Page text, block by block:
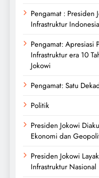
Pengamat : Presiden
Infrastruktur Indonesia
Pengamat: Apresiasi
Infrastruktur era 10
Jokowi
Pengamat: Satu
Politik
Presiden Jokowi
Ekonomi dan
Presiden Jokowi
Infrastruktur Nasional